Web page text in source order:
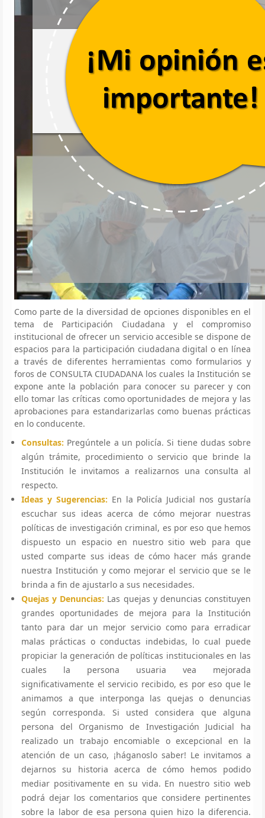
Como parte de la diversidad de opciones disponibles en el
tema de Participación Ciudadana y el compromiso
institucional de ofrecer un servicio accesible se dispone de
espacios para la participación ciudadana digital o en línea
a través de diferentes herramientas como formularios y
foros de CONSULTA CIUDADANA los cuales la Institución se
expone ante la población para conocer su parecer y con
ello tomar las críticas como oportunidades de mejora y las
aprobaciones para estandarizarlas como buenas prácticas
en lo conducente.
Consultas: Pregúntele a un policía. Si tiene dudas sobre
algún trámite, procedimiento o servicio que brinde la
Institución le invitamos a realizarnos una consulta al
respecto.
Ideas y Sugerencias: En la Policía Judicial nos gustaría
escuchar sus ideas acerca de cómo mejorar nuestras
políticas de investigación criminal, es por eso que hemos
dispuesto un espacio en nuestro sitio web para que
usted comparte sus ideas de cómo hacer más grande
nuestra Institución y como mejorar el servicio que se le
brinda a fin de ajustarlo a sus necesidades.
Quejas y Denuncias: Las quejas y denuncias constituyen
grandes oportunidades de mejora para la Institución
tanto para dar un mejor servicio como para erradicar
malas prácticas o conductas indebidas, lo cual puede
propiciar la generación de políticas institucionales en las
cuales la persona usuaria vea mejorada
significativamente el servicio recibido, es por eso que le
animamos a que interponga las quejas o denuncias
según corresponda. Si usted considera que alguna
persona del Organismo de Investigación Judicial ha
realizado un trabajo encomiable o excepcional en la
atención de un caso, ¡háganoslo saber! Le invitamos a
dejarnos su historia acerca de cómo hemos podido
mediar positivamente en su vida. En nuestro sitio web
podrá dejar los comentarios que considere pertinentes
sobre la labor de esa persona quien hizo la diferencia.